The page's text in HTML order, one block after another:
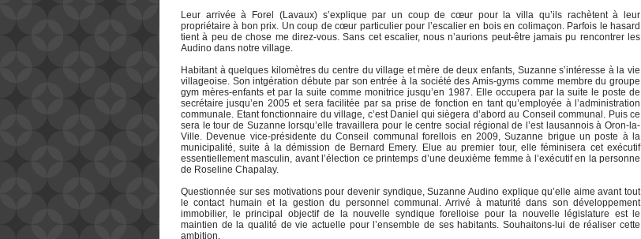
Leur arrivée à Forel (Lavaux) s’explique par un coup de cœur pour la villa qu’ils rachètent à leur
propriétaire à bon prix. Un coup de cœur particulier pour l’escalier en bois en colimaçon. Parfois le hasard
tient à peu de chose me direz-vous. Sans cet escalier, nous n’aurions peut-être jamais pu rencontrer les
Audino dans notre village.
Habitant à quelques kilomètres du centre du village et mère de deux enfants, Suzanne s’intéresse à la vie
villageoise. Son intgération débute par son entrée à la société des Amis-gyms comme membre du groupe
gym mères-enfants et par la suite comme monitrice jusqu’en 1987. Elle occupera par la suite le poste de
secrétaire jusqu’en 2005 et sera facilitée par sa prise de fonction en tant qu’employée à l’administration
communale. Etant fonctionnaire du village, c’est Daniel qui siègera d’abord au Conseil communal. Puis ce
sera le tour de Suzanne lorsqu’elle travaillera pour le centre social régional de l’est lausannois à Oron-la-
Ville. Devenue vice-présidente du Conseil communal forellois en 2009, Suzanne brigue un poste à la
municipalité, suite à la démission de Bernard Emery. Elue au premier tour, elle féminisera cet exécutif
essentiellement masculin, avant l’élection ce printemps d’une deuxième femme à l’exécutif en la personne
de Roseline Chapalay.
Questionnée sur ses motivations pour devenir syndique, Suzanne Audino explique qu’elle aime avant tout
le contact humain et la gestion du personnel communal. Arrivé à maturité dans son développement
immobilier, le principal objectif de la nouvelle syndique forelloise pour la nouvelle législature est le
maintien de la qualité de vie actuelle pour l’ensemble de ses habitants. Souhaitons-lui de réaliser cette
ambition.